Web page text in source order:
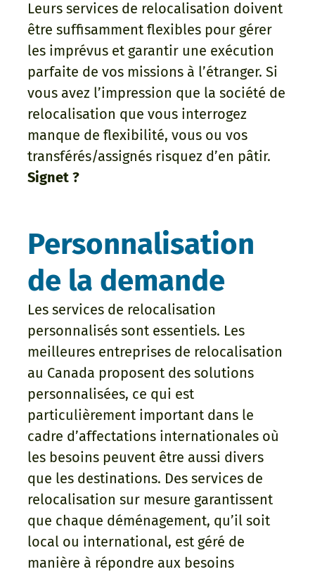
Leurs services de relocalisation doivent
être suffisamment flexibles pour gérer
les imprévus et garantir une exécution
parfaite de vos missions à l’étranger. Si
vous avez l’impression que la société de
relocalisation que vous interrogez
manque de flexibilité, vous ou vos
transférés/assignés risquez d’en pâtir.
Signet ?
Personnalisation
de la demande
Les services de relocalisation
personnalisés sont essentiels. Les
meilleures entreprises de relocalisation
au Canada proposent des solutions
personnalisées, ce qui est
particulièrement important dans le
cadre d’affectations internationales où
les besoins peuvent être aussi divers
que les destinations. Des services de
relocalisation sur mesure garantissent
que chaque déménagement, qu’il soit
local ou international, est géré de
manière à répondre aux besoins